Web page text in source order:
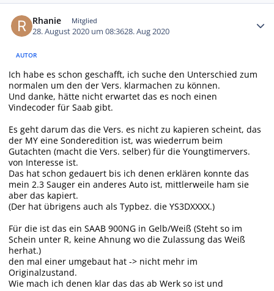
Rhanie Mitglied
28. August 2020 um 08:3628. Aug 2020
AUTOR
Ich habe es schon geschafft, ich suche den Unterschied zum
normalen um den der Vers. klarmachen zu können.
Und danke, hätte nicht erwartet das es noch einen
Vindecoder für Saab gibt.
Es geht darum das die Vers. es nicht zu kapieren scheint, das
der MY eine Sonderedition ist, was wiederrum beim
Gutachten (macht die Vers. selber) für die Youngtimervers.
von Interesse ist.
Das hat schon gedauert bis ich denen erklären konnte das
mein 2.3 Sauger ein anderes Auto ist, mittlerweile ham sie
aber das kapiert.
(Der hat übrigens auch als Typbez. die YS3DXXXX.)
Für die ist das ein SAAB 900NG in Gelb/Weiß (Steht so im
Schein unter R, keine Ahnung wo die Zulassung das Weiß
herhat.)
den mal einer umgebaut hat -> nicht mehr im
Originalzustand.
Wie mach ich denen klar das das ab Werk so ist und